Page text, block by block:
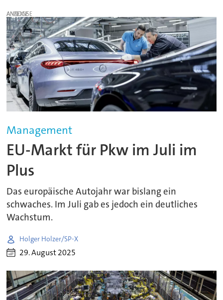
ANZEIGE
Management
EU-Markt für Pkw im Juli im
Plus
Das europäische Autojahr war bislang ein
schwaches. Im Juli gab es jedoch ein deutliches
Wachstum.
Holger Holzer/SP-X
29. August 2025